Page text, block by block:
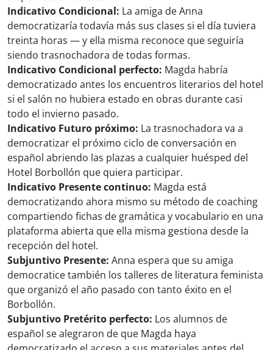
Indicativo Condicional: La amiga de Anna
democratizaría todavía más sus clases si el día tuviera
treinta horas — y ella misma reconoce que seguiría
siendo trasnochadora de todas formas.
Indicativo Condicional perfecto: Magda habría
democratizado antes los encuentros literarios del hotel
si el salón no hubiera estado en obras durante casi
todo el invierno pasado.
Indicativo Futuro próximo: La trasnochadora va a
democratizar el próximo ciclo de conversación en
español abriendo las plazas a cualquier huésped del
Hotel Borbollón que quiera participar.
Indicativo Presente continuo: Magda está
democratizando ahora mismo su método de coaching
compartiendo fichas de gramática y vocabulario en una
plataforma abierta que ella misma gestiona desde la
recepción del hotel.
Subjuntivo Presente: Anna espera que su amiga
democratice también los talleres de literatura feminista
que organizó el año pasado con tanto éxito en el
Borbollón.
Subjuntivo Pretérito perfecto: Los alumnos de
español se alegraron de que Magda haya